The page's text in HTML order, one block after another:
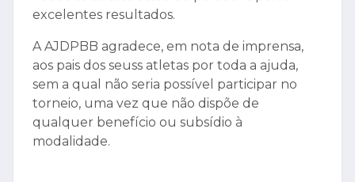
excelentes resultados.
A AJDPBB agradece, em nota de imprensa,
aos pais dos seuss atletas por toda a ajuda,
sem a qual não seria possível participar no
torneio, uma vez que não dispõe de
qualquer benefício ou subsídio à
modalidade.